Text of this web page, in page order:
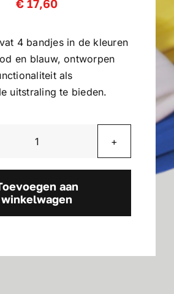
Onderhoud
€ 17,60
4 bandjes in de kleuren
en blauw, ontworpen
als
uitstraling te bieden.
Wedstrijdbandjes
aan
winkelwagen